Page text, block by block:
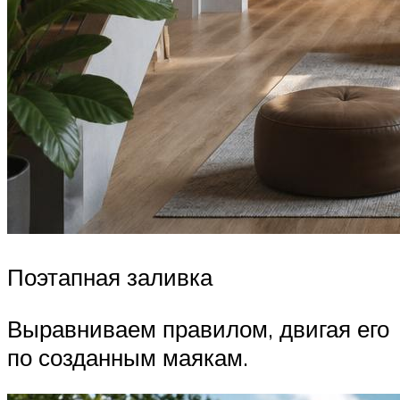
Поэтапная заливка
Выравниваем правилом, двигая его
по созданным маякам.